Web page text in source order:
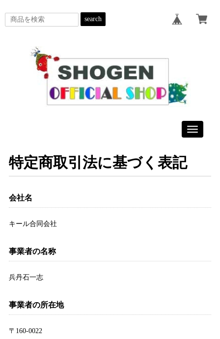
search
Toggle
特定商取引法に基づく表記
会社名
キール合同会社
事業者の名称
兵丹石一志
事業者の所在地
〒160-0022